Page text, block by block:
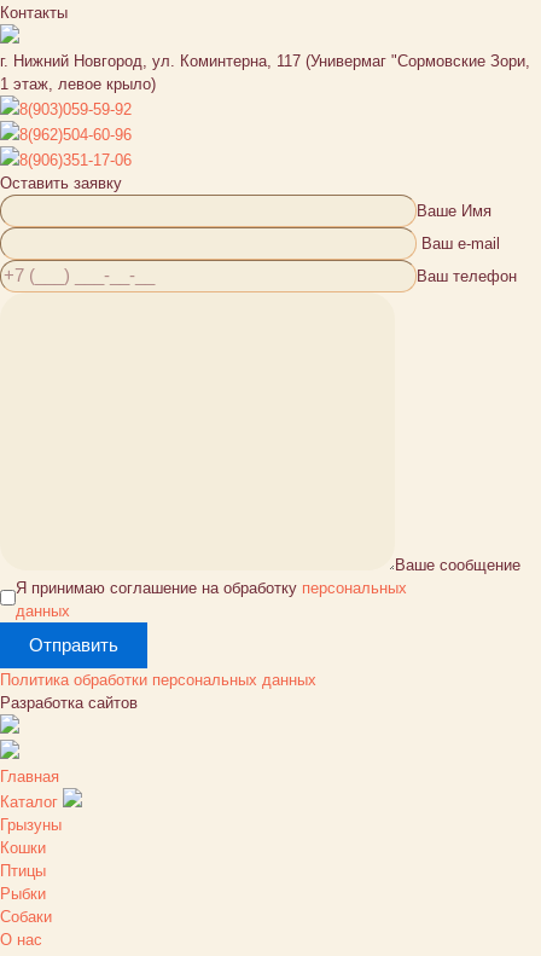
Контакты
г. Нижний Новгород, ул. Коминтерна, 117 (Универмаг "Сормовские Зори,
1 этаж, левое крыло)
8(903)059-59-92
8(962)504-60-96
8(906)351-17-06
Оставить заявку
Ваше Имя
Ваш e-mail
Ваш телефон
Ваше сообщение
Я принимаю соглашение на обработку персональных
данных
Политика обработки персональных данных
Разработка сайтов
Главная
Каталог
Грызуны
Кошки
Птицы
Рыбки
Собаки
О нас